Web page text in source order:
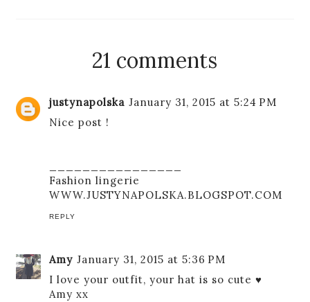
21 comments
justynapolska January 31, 2015 at 5:24 PM
Nice post !
Fashion lingerie
WWW.JUSTYNAPOLSKA.BLOGSPOT.COM
REPLY
Amy January 31, 2015 at 5:36 PM
I love your outfit, your hat is so cute ♥
Amy xx